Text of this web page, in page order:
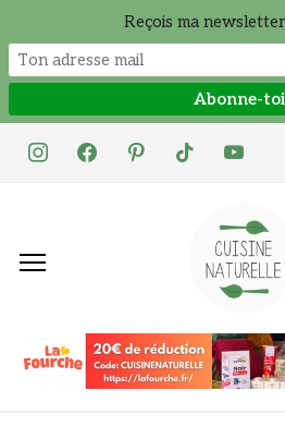
instagramfacebookpinteresttiktok youtube
Reçois ma